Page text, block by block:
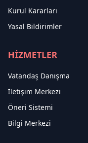
Kurul Kararları
Yasal Bildirimler
HİZMETLER
Vatandaş Danışma
İletişim Merkezi
Öneri Sistemi
Bilgi Merkezi